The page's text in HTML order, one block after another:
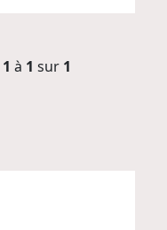
1 à 1 sur 1